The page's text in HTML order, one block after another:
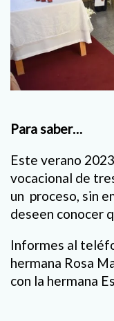
Para saber…
Este verano
vocacional de
un proceso, sin
deseen conocer
Informes al
hermana Rosa
con la hermana